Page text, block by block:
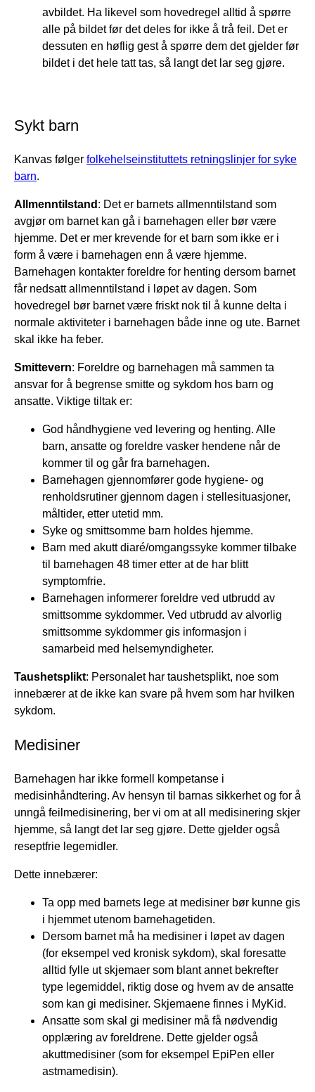
avbildet. Ha likevel som hovedregel alltid å spørre
alle på bildet før det deles for ikke å trå feil. Det er
dessuten en høflig gest å spørre dem det gjelder før
bildet i det hele tatt tas, så langt det lar seg gjøre.
Sykt barn
Kanvas følger folkehelseinstituttets retningslinjer for syke
barn.
Allmenntilstand : Det er barnets allmenntilstand som
avgjør om barnet kan gå i barnehagen eller bør være
hjemme. Det er mer krevende for et barn som ikke er i
form å være i barnehagen enn å være hjemme.
Barnehagen kontakter foreldre for henting dersom barnet
får nedsatt allmenntilstand i løpet av dagen. Som
hovedregel bør barnet være friskt nok til å kunne delta i
normale aktiviteter i barnehagen både inne og ute. Barnet
skal ikke ha feber.
Smittevern: Foreldre og barnehagen må sammen ta
ansvar for å begrense smitte og sykdom hos barn og
ansatte. Viktige tiltak er:
God håndhygiene ved levering og henting. Alle
barn, ansatte og foreldre vasker hendene når de
kommer til og går fra barnehagen.
Barnehagen gjennomfører gode hygiene- og
renholdsrutiner gjennom dagen i stellesituasjoner,
måltider, etter utetid mm.
Syke og smittsomme barn holdes hjemme.
Barn med akutt diaré/omgangssyke kommer tilbake
til barnehagen 48 timer etter at de har blitt
symptomfrie.
Barnehagen informerer foreldre ved utbrudd av
smittsomme sykdommer. Ved utbrudd av alvorlig
smittsomme sykdommer gis informasjon i
samarbeid med helsemyndigheter.
Taushetsplikt: Personalet har taushetsplikt, noe som
innebærer at de ikke kan svare på hvem som har hvilken
sykdom.
Medisiner
Barnehagen har ikke formell kompetanse i
medisinhåndtering. Av hensyn til barnas sikkerhet og for å
unngå feilmedisinering, ber vi om at all medisinering skjer
hjemme, så langt det lar seg gjøre. Dette gjelder også
reseptfrie legemidler.
Dette innebærer:
Ta opp med barnets lege at medisiner bør kunne gis
i hjemmet utenom barnehagetiden.
Dersom barnet må ha medisiner i løpet av dagen
(for eksempel ved kronisk sykdom), skal foresatte
alltid fylle ut skjemaer som blant annet bekrefter
type legemiddel, riktig dose og hvem av de ansatte
som kan gi medisiner. Skjemaene finnes i MyKid.
Ansatte som skal gi medisiner må få nødvendig
opplæring av foreldrene. Dette gjelder også
akuttmedisiner (som for eksempel EpiPen eller
astmamedisin).